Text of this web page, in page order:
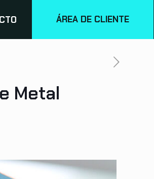
ÁREA DE CLIENTE
Metal